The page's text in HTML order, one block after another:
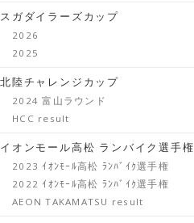
スガダイラーズカップ
2026
2025
北陸チャレンジカップ
2024 富山ラウンド
HCC result
イオンモール高松 ランバイク選手権
2023 ｲｵﾝﾓｰﾙ高松 ﾗﾝﾊﾞｲｸ選手権
2022 ｲｵﾝﾓｰﾙ高松 ﾗﾝﾊﾞｲｸ選手権
AEON TAKAMATSU result